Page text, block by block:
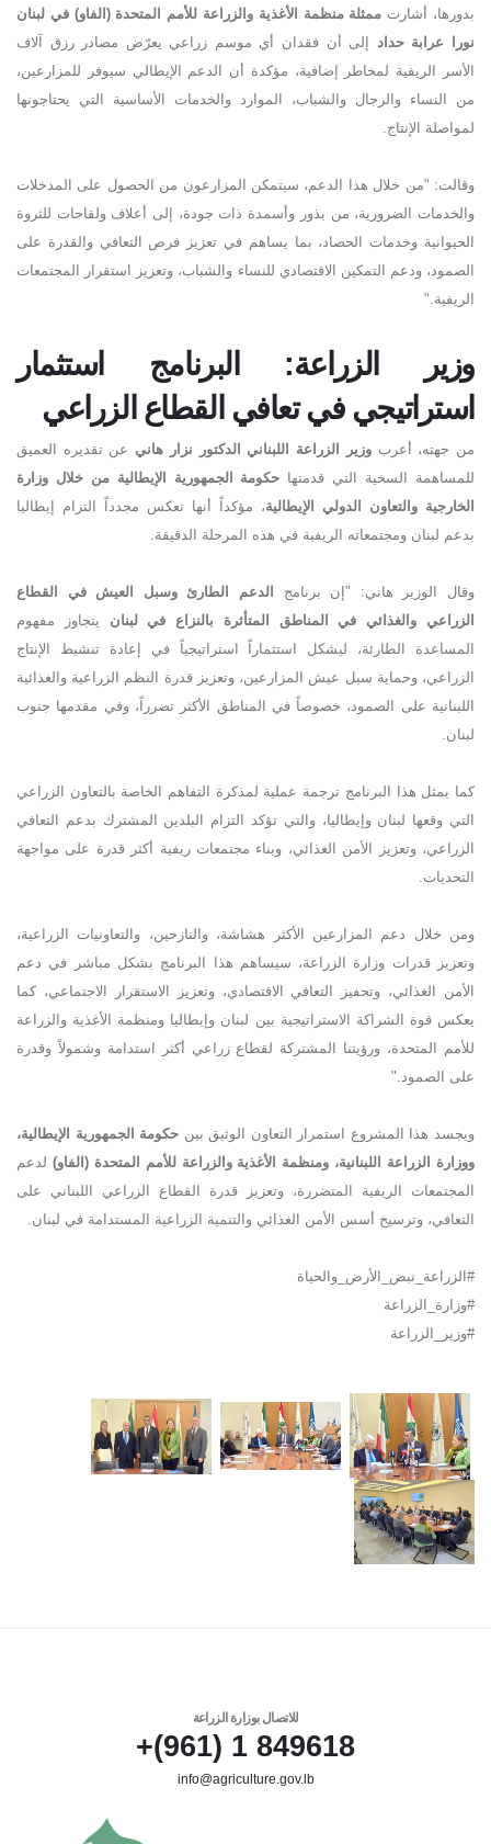
بدورها، أشارت ممثلة منظمة الأغذية والزراعة للأمم المتحدة (الفاو) في لبنان
نورا عرابة حداد إلى أن فقدان أي موسم زراعي يعرّض مصادر رزق آلاف
الأسر الريفية لمخاطر إضافية، مؤكدة أن الدعم الإيطالي سيوفر للمزارعين،
من النساء والرجال والشباب، الموارد والخدمات الأساسية التي يحتاجونها
لمواصلة الإنتاج
وقالت:
"من خلال هذا الدعم، سيتمكن المزارعون من الحصول على المدخلات
والخدمات الضرورية، من بذور وأسمدة ذات جودة، إلى أعلاف ولقاحات للثروة
الحيوانية وخدمات الحصاد، بما يساهم في تعزيز فرص التعافي والقدرة على
الصمود، ودعم التمكين الاقتصادي للنساء والشباب، وتعزيز استقرار المجتمعات
الريفية ."
وزير الزراعة: البرنامج استثمار
استراتيجي في تعافي القطاع الزراعي
من جهته، أعربوزير الزراعة اللبناني الدكتور نزار هاني عن تقديره العميق
للمساهمة السخية التي قدمتها حكومة الجمهورية الإيطالية من خلال وزارة
الخارجية والتعاون الدولي الإيطالية، مؤكداً أنها تعكس مجدداً التزام إيطاليا
بدعم لبنان ومجتمعاته الريفية في هذه المرحلة الدقيقة
وقال الوزير هاني:
"إن برنامج الدعم الطارئ وسبل العيش في القطاع
الزراعي والغذائي في المناطق المتأثرة بالنزاع في لبنان يتجاوز مفهوم
المساعدة الطارئة، ليشكل استثماراً استراتيجياً في إعادة تنشيط الإنتاج
الزراعي، وحماية سبل عيش المزارعين، وتعزيز قدرة النظم الزراعية والغذائية
اللبنانية على الصمود، خصوصاً في المناطق الأكثر تضرراً، وفي مقدمها جنوب
لبنان
كما يمثل هذا البرنامج ترجمة عملية لمذكرة التفاهم الخاصة بالتعاون الزراعي
التي وقعها لبنان وإيطاليا، والتي تؤكد التزام البلدين المشترك بدعم التعافي
الزراعي، وتعزيز الأمن الغذائي، وبناء مجتمعات ريفية أكثر قدرة على مواجهة
التحديات
ومن خلال دعم المزارعين الأكثر هشاشة، والنازحين، والتعاونيات الزراعية،
وتعزيز قدرات وزارة الزراعة، سيساهم هذا البرنامج بشكل مباشر في دعم
الأمن الغذائي، وتحفيز التعافي الاقتصادي، وتعزيز الاستقرار الاجتماعي، كما
يعكس قوة الشراكة الاستراتيجية بين لبنان وإيطاليا ومنظمة الأغذية والزراعة
للأمم المتحدة، ورؤيتنا المشتركة لقطاع زراعي أكثر استدامة وشمولاً وقدرة
على الصمود ."
ويجسد هذا المشروع استمرار التعاون الوثيق بين حكومة الجمهورية الإيطالية،
ووزارة الزراعة اللبنانية، ومنظمة الأغذية والزراعة للأمم المتحدة (الفاو) لدعم
المجتمعات الريفية المتضررة، وتعزيز قدرة القطاع الزراعي اللبناني على
التعافي، وترسيخ أسس الأمن الغذائي والتنمية الزراعية المستدامة في لبنان
#الزراعة_نبض_الأرض_والحياة
#وزارة_الزراعة
#وزير_الزراعة
للاتصال بوزارة الزراعة
849618 1 (961)+
info@agriculture.gov.lb